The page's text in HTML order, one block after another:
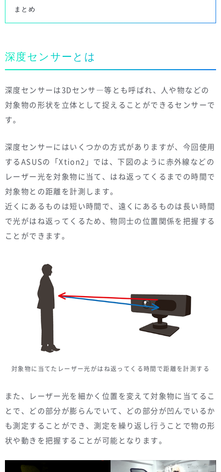
まとめ
深度センサーとは
深度センサーは3Dセンサ―等とも呼ばれ、人や物などの
対象物の形状を立体として捉えることができるセンサーで
す。
深度センサーにはいくつかの方式がありますが、今回使用
するASUSの「Xtion2」では、下図のように赤外線などの
レーザー光を対象物に当て、はね返ってくるまでの時間で
対象物との距離を計測します。
近くにあるものは短い時間で、遠くにあるものは長い時間
で光がはね返ってくるため、物同士の位置関係を把握する
ことができます。
対象物に当てたレーザー光がはね返ってくる時間で距離を計測する
また、レーザー光を細かく位置を変えて対象物に当てるこ
とで、どの部分が膨らんでいて、どの部分が凹んでいるか
も測定することができ、測定を繰り返し行うことで物の形
状や動きを把握することが可能となります。